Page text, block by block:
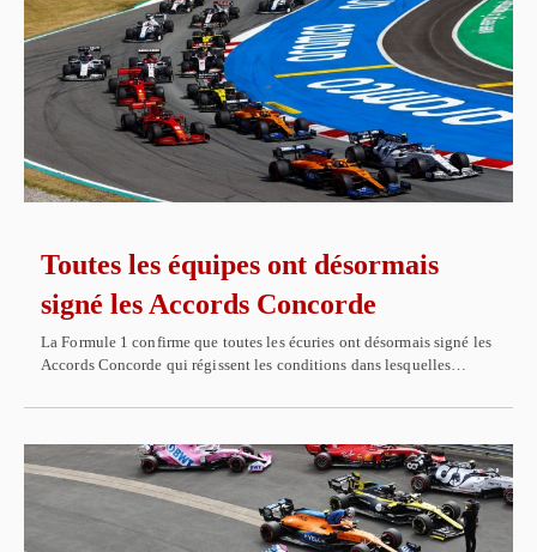
Toutes les équipes ont désormais
signé les Accords Concorde
La Formule 1 confirme que toutes les écuries ont désormais signé les
Accords Concorde qui régissent les conditions dans lesquelles…